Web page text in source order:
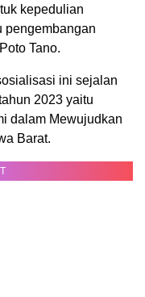
kepedulian
pengembangan
Tano.
ini sejalan
2023 yaitu
dalam Mewujudkan
Barat.